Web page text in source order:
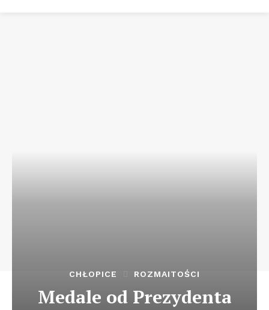
CHŁOPICE ROZMAITOŚCI
Medale od Prezydenta